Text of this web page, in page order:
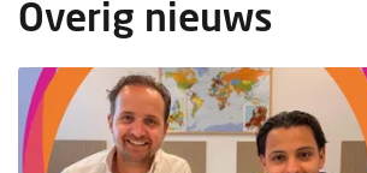
Overig nieuws